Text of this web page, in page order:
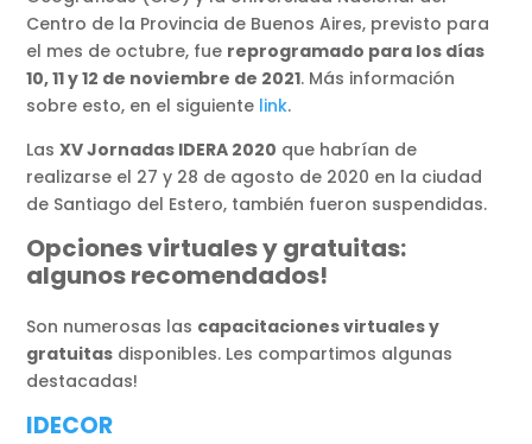
Centro de la Provincia de Buenos Aires, previsto para
el mes de octubre, fue reprogramado para los días
10, 11 y 12 de noviembre de 2021. Más información
sobre esto, en el siguiente link.
LasXV Jornadas IDERA 2020 que habrían de
realizarse el 27 y 28 de agosto de 2020 en la ciudad
de Santiago del Estero, también fueron suspendidas.
Opciones virtuales y gratuitas:
algunos recomendados!
Son numerosas las capacitaciones virtuales y
gratuitas disponibles. Les compartimos algunas
destacadas!
IDECOR